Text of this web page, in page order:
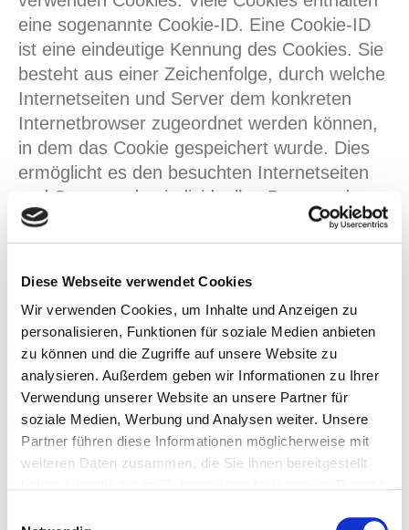
Diese Webseite verwendet Cookies
Wir verwenden Cookies, um Inhalte und Anzeigen zu
personalisieren, Funktionen für soziale Medien anbieten
zu können und die Zugriffe auf unsere Website zu
analysieren. Außerdem geben wir Informationen zu Ihrer
Verwendung unserer Website an unsere Partner für
soziale Medien, Werbung und Analysen weiter. Unsere
Partner führen diese Informationen möglicherweise mit
weiteren Daten zusammen, die Sie ihnen bereitgestellt
eine sogenannte Cookie-ID. Eine Cookie-ID
ist eine eindeutige Kennung des Cookies. Sie
besteht aus einer Zeichenfolge, durch welche
Internetseiten und Server dem konkreten
Internetbrowser zugeordnet werden können,
in dem das Cookie gespeichert wurde. Dies
ermöglicht es den besuchten Internetseiten
und Servern, den individuellen Browser der
betroffenen Person von anderen
Internetbrowsern, die andere Cookies
Cookie-ID wiedererkannt und identifiziert
werden.
Durch den Einsatz von Cookies kann die Kfz
Werkstatt Monnin - Inh. Philipp Monnin den
Nutzern dieser Internetseite
nutzerfreundlichere Services bereitstellen, die
ohne die Cookie-Setzung nicht möglich